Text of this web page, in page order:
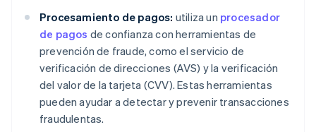
Procesamiento de pagos: utiliza un procesador
de pagos de confianza con herramientas de
prevención de fraude, como el servicio de
verificación de direcciones (AVS) y la verificación
del valor de la tarjeta (CVV). Estas herramientas
pueden ayudar a detectar y prevenir transacciones
fraudulentas.